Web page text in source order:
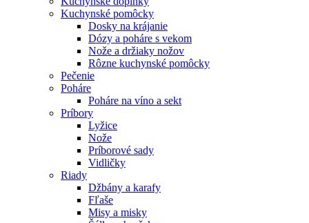
Kuchynské pomôcky
Dosky na krájanie
Dózy a poháre s vekom
Nože a držiaky nožov
Rôzne kuchynské pomôcky
Pečenie
Poháre
Poháre na víno a sekt
Príbory
Lyžice
Nože
Príborové sady
Vidličky
Riady
Džbány a karafy
Fľaše
Misy a misky